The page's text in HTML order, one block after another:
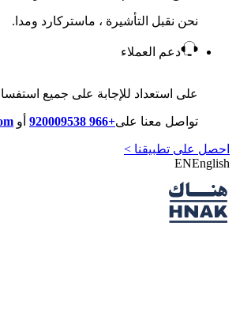
نحن نقبل التأشيرة ، ماستركارد ومدا.
دعم العملاء
على استعداد للإجابة على جميع
تواصل معنا على+966 920009538 أو
احصل على تطبيقنا >
ENEnglish